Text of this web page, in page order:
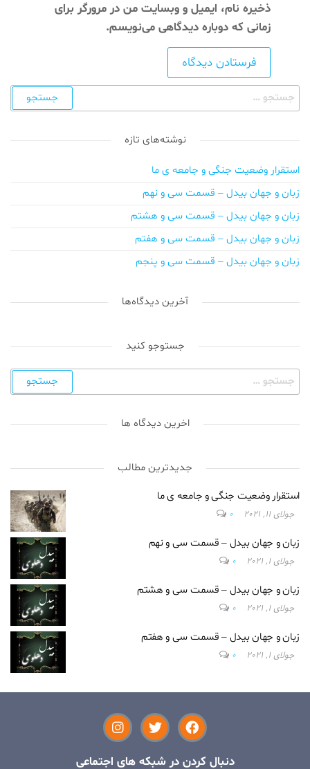
ذخیره نام، ایمیل و وبسایت من در مرورگر برای
زمانی که دوباره دیدگاهی می‌نویسم.
نوشته‌های تازه
استقرار وضعیت جنگی و جامعه ی ما
زبان و جهان بیدل – قسمت سی و نهم
زبان و جهان بیدل – قسمت سی و هشتم
زبان و جهان بیدل – قسمت سی و هفتم
زبان و جهان بیدل – قسمت سی و پنجم
آخرین دیدگاه‌ها
جستوجو کنید
اخرین دیدگاه ها
جدیدترین مطالب
استقرار وضعیت جنگی و جامعه ی ما
جولای 11, 2021 0
زبان و جهان بیدل – قسمت سی و نهم
جولای 1, 2021 0
زبان و جهان بیدل – قسمت سی و هشتم
جولای 1, 2021 0
زبان و جهان بیدل – قسمت سی و هفتم
جولای 1, 2021 0
دنبال کردن در شبکه های اجتماعی